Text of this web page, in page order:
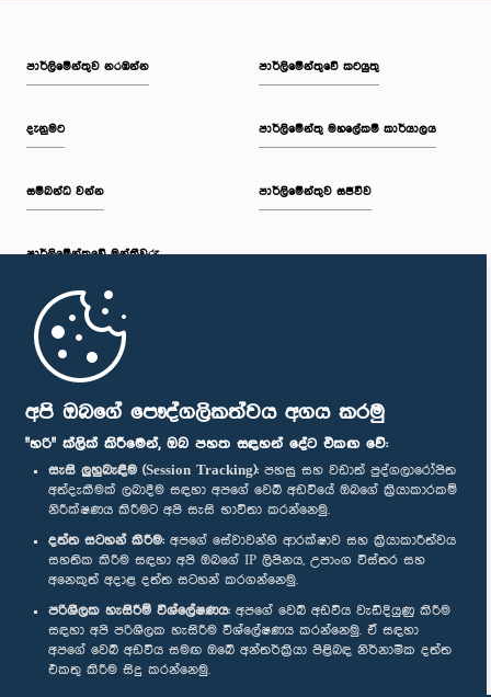
අපි ඔබගේ පෞද්ගලිකත්වය අගය කරමු
"හරි" ක්ලික් කිරීමෙන්, ඔබ පහත සඳහන් දේට එකඟ වේ:
සැසි ලුහුබැඳීම (Session Tracking): පහසු සහ වඩාත් පුද්ගලාරෝපිත
අත්දැකීමක් ලබාදීම සඳහා අපගේ වෙබ් අඩවියේ ඔබගේ ක්‍රියාකාරකම්
නිරීක්ෂණය කිරීමට අපි සැසි භාවිතා කරන්නෙමු.
දත්ත සටහන් කිරීම: අපගේ සේවාවන්හි ආරක්ෂාව සහ ක්‍රියාකාරීත්වය
සහතික කිරීම සඳහා අපි ඔබගේ IP ලිපිනය, උපාංග විස්තර සහ
අනෙකුත් අදාළ දත්ත සටහන් කරගන්නෙමු.
පරිශීලක හැසිරීම් විශ්ලේෂණය: අපගේ වෙබ් අඩවිය වැඩිදියුණු කිරීම
සඳහා අපි පරිශීලක හැසිරීම විශ්ලේෂණය කරන්නෙමු. ඒ සඳහා
අපගේ වෙබ් අඩවිය සමඟ ඔබේ අන්තර්ක්‍රියා පිළිබඳ නිර්නාමික දත්ත
එකතු කිරීම සිදු කරන්නෙමු.
පාර්ලි‌මේන්තුව නරඹන්න
දැනුමට
සම්බන්ධ වන්න
පාර්ලි‌මේන්තුවේ මන්ත්‍රීවරු
මුල් පිටුව
පාර්ලිමේන්තුවේ කටයුතු
පාර්ලිමේන්තු මහලේකම් කාර්යාලය
පාර්ලිමේන්තුව සජීවීව
පාර්ලිමේන්තු ජංගම යෙදුම
අප හා සම්බන්ධ වී සිටින්න :
සම්මාන
පෞද්ගලිකත්ව ප්‍රතිපත්තිය